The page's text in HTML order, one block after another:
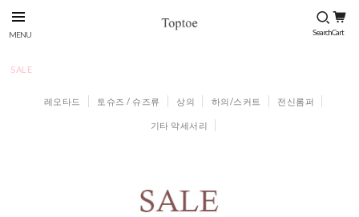
SALE
레오타드 토슈즈 / 슈즈류 상의 하의/스커트 전신롬퍼
기타 악세서리